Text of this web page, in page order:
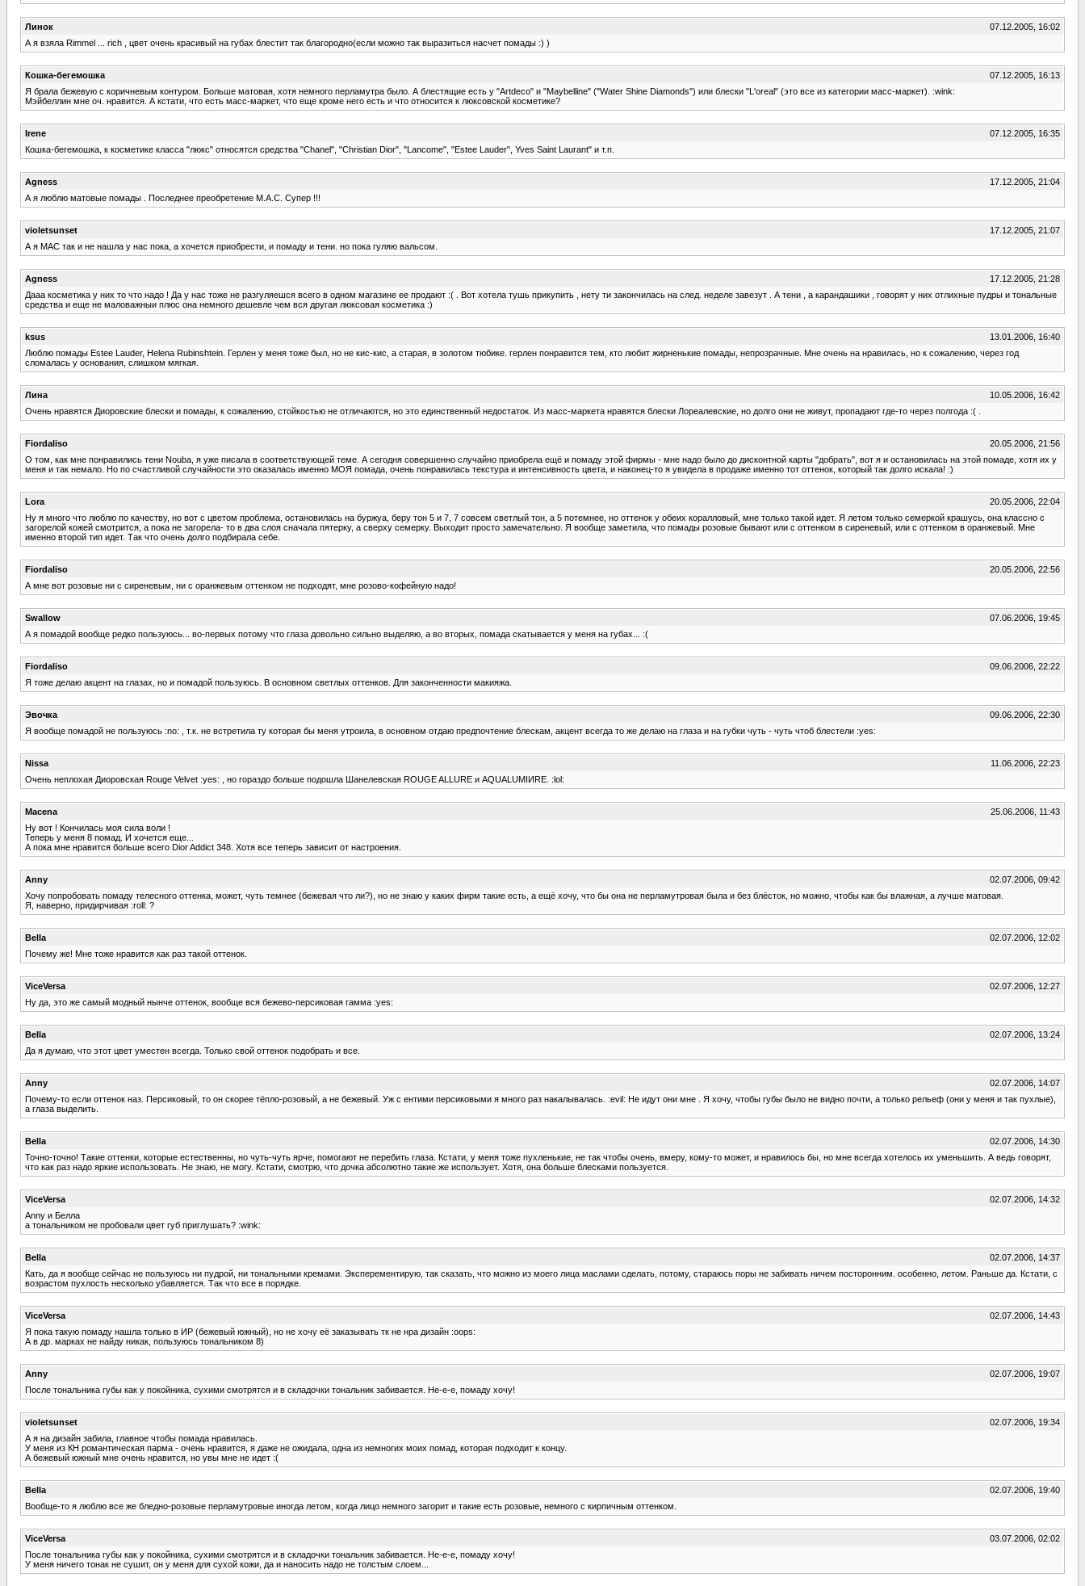
Линок
07.12.2005, 16:02
А я взяла Rimmel ... rich , цвет очень красивый на губах блестит так благородно(если можно так выразиться насчет помады :) )
Кошка-бегемошка
07.12.2005, 16:13
Я брала бежевую с коричневым контуром. Больше матовая, хотя немного перламутра было. А блестящие есть у "Artdeco" и "Maybelline" ("Water Shine Diamonds") или блески "L'oreal" (это все из категории масс-маркет). :wink:
Мэйбеллин мне оч. нравится. А кстати, что есть масс-маркет, что еще кроме него есть и что относится к люксовской косметике?
Irene
07.12.2005, 16:35
Кошка-бегемошка, к косметике класса "люкс" относятся средства "Chanel", "Christian Dior", "Lancome", "Estee Lauder", Yves Saint Laurant" и т.п.
Agness
17.12.2005, 21:04
А я люблю матовые помады . Последнее преобретение М.А.С. Супер !!!
violetsunset
17.12.2005, 21:07
А я MAC так и не нашла у нас пока, а хочется приобрести, и помаду и тени. но пока гуляю вальсом.
Agness
17.12.2005, 21:28
Дааа косметика у них то что надо ! Да у нас тоже не разгуляешся всего в одном магазине ее продают :( . Вот хотела тушь прикупить , нету ти закончилась на след. неделе завезут . А тени , а карандашики , говорят у них отлихные пудры и тональные
средства и еще не маловажныи плюс она немного дешевле чем вся другая люксовая косметика :)
ksus
13.01.2006, 16:40
Люблю помады Estee Lauder, Неlena Rubinshtein. Герлен у меня тоже был, но не кис-кис, а старая, в золотом тюбике. герлен понравится тем, кто любит жирненькие помады, непрозрачные. Мне очень на нравилась, но к сожалению, через год
сломалась у основания, слишком мягкая.
Лина
10.05.2006, 16:42
Очень нравятся Диоровские блески и помады, к сожалению, стойкостью не отличаются, но это единственный недостаток. Из масс-маркета нравятся блески Лореалевские, но долго они не живут, пропадают где-то через полгода :( .
Fiordaliso
20.05.2006, 21:56
О том, как мне понравились тени Nouba, я уже писала в соответствующей теме. А сегодня совершенно случайно приобрела ещё и помаду этой фирмы - мне надо было до дисконтной карты "добрать", вот я и остановилась на этой помаде, хотя их у
меня и так немало. Но по счастливой случайности это оказалась именно МОЯ помада, очень понравилась текстура и интенсивность цвета, и наконец-то я увидела в продаже именно тот оттенок, который так долго искала! :)
Lora
20.05.2006, 22:04
Ну я много что люблю по качеству, но вот с цветом проблема, остановилась на буржуа, беру тон 5 и 7, 7 совсем светлый тон, а 5 потемнее, но оттенок у обеих коралловый, мне только такой идет. Я летом только семеркой крашусь, она классно с
загорелой кожей смотрится, а пока не загорела- то в два слоя сначала пятерку, а сверху семерку. Выходит просто замечательно. Я вообще заметила, что помады розовые бывают или с оттенком в сиреневый, или с оттенком в оранжевый. Мне
именно второй тип идет. Так что очень долго подбирала себе.
Fiordaliso
20.05.2006, 22:56
А мне вот розовые ни с сиреневым, ни с оранжевым оттенком не подходят, мне розово-кофейную надо!
Swallow
07.06.2006, 19:45
А я помадой вообще редко пользуюсь... во-первых потому что глаза довольно сильно выделяю, а во вторых, помада скатывается у меня на губах... :(
Fiordaliso
09.06.2006, 22:22
Я тоже делаю акцент на глазах, но и помадой пользуюсь. В основном светлых оттенков. Для законченности макияжа.
Эвочка
09.06.2006, 22:30
Я вообще помадой не пользуюсь :no: , т.к. не встретила ту которая бы меня утроила, в основном отдаю предпочтение блескам, акцент всегда то же делаю на глаза и на губки чуть - чуть чтоб блестели :yes:
Nissa
11.06.2006, 22:23
Очень неплохая Диoровская Rouge Velvet :yes: , но гораздо больше подошла Шанелевская ROUGE ALLURE и AQUALUMIИRE. :lol:
Macena
25.06.2006, 11:43
Ну вот ! Кончилась моя сила воли !
Теперь у меня 8 помад. И хочется еще...
А пока мне нравится больше всего Dior Addict 348. Хотя все теперь зависит от настроения.
Anny
02.07.2006, 09:42
Хочу попробовать помаду телесного оттенка, может, чуть темнее (бежевая что ли?), но не знаю у каких фирм такие есть, а ещё хочу, что бы она не перламутровая была и без блёсток, но можно, чтобы как бы влажная, а лучше матовая.
Я, наверно, придирчивая :roll: ?
Bella
02.07.2006, 12:02
Почему же! Мне тоже нравится как раз такой оттенок.
ViceVersa
02.07.2006, 12:27
Ну да, это же самый модный нынче оттенок, вообще вся бежево-персиковая гамма :yes:
Bella
02.07.2006, 13:24
Да я думаю, что этот цвет уместен всегда. Только свой оттенок подобрать и все.
Anny
02.07.2006, 14:07
Почему-то если оттенок наз. Персиковый, то он скорее тёпло-розовый, а не бежевый. Уж с ентими персиковыми я много раз накалывалась. :evil: Не идут они мне . Я хочу, чтобы губы было не видно почти, а только рельеф (они у меня и так пухлые),
а глаза выделить.
Bella
02.07.2006, 14:30
Точно-точно! Такие оттенки, которые естественны, но чуть-чуть ярче, помогают не перебить глаза. Кстати, у меня тоже пухленькие, не так чтобы очень, вмеру, кому-то может, и нравилось бы, но мне всегда хотелось их уменьшить. А ведь говорят,
что как раз надо яркие использовать. Не знаю, не могу. Кстати, смотрю, что дочка абсолютно такие же использует. Хотя, она больше блесками пользуется.
ViceVersa
02.07.2006, 14:32
Anny и Белла
а тональником не пробовали цвет губ приглушать? :wink:
Bella
02.07.2006, 14:37
Кать, да я вообще сейчас не пользуюсь ни пудрой, ни тональными кремами. Эксперементирую, так сказать, что можно из моего лица маслами сделать, потому, стараюсь поры не забивать ничем посторонним. особенно, летом. Раньше да. Кстати, с
возрастом пухлость несколько убавляется. Так что все в порядке.
ViceVersa
02.07.2006, 14:43
Я пока такую помаду нашла только в ИР (бежевый южный), но не хочу её заказывать тк не нра дизайн :oops:
А в др. марках не найду никак, пользуюсь тональником 8)
Anny
02.07.2006, 19:07
После тональника губы как у покойника, сухими смотрятся и в складочки тональник забивается. Не-е-е, помаду хочу!
violetsunset
02.07.2006, 19:34
А я на дизайн забила, главное чтобы помада нравилась.
У меня из КН романтическая парма - очень нравится, я даже не ожидала, одна из немногих моих помад, которая подходит к концу.
А бежевый южный мне очень нравится, но увы мне не идет :(
Bella
02.07.2006, 19:40
Вообще-то я люблю все же бледно-розовые перламутровые иногда летом, когда лицо немного загорит и такие есть розовые, немного с кирпичным оттенком.
ViceVersa
03.07.2006, 02:02
После тональника губы как у покойника, сухими смотрятся и в складочки тональник забивается. Не-е-е, помаду хочу!
У меня ничего тонак не сушит, он у меня для сухой кожи, да и наносить надо не толстым слоем...